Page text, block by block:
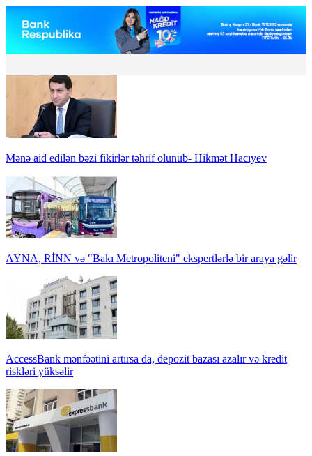
Mənə aid edilən bəzi fikirlər təhrif olunub- Hikmət Hacıyev
AYNA, RİNN və "Bakı Metropoliteni" ekspertlərlə bir araya gəlir
AccessBank mənfəətini artırsa da, depozit bazası azalır və kredit
riskləri yüksəlir